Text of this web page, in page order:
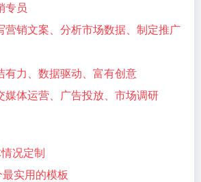
专员
销文案、分析市场数据、制定推广
力、数据驱动、富有创意
体运营、广告投放、市场调研
况定制
实用的模板